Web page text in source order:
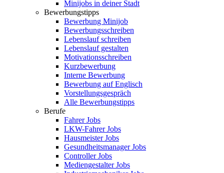
Minijobs in deiner Stadt
Bewerbungstipps
Bewerbung Minijob
Bewerbungsschreiben
Lebenslauf schreiben
Lebenslauf gestalten
Motivationsschreiben
Kurzbewerbung
Interne Bewerbung
Bewerbung auf Englisch
Vorstellungsgespräch
Alle Bewerbungstipps
Berufe
Fahrer Jobs
LKW-Fahrer Jobs
Hausmeister Jobs
Gesundheitsmanager Jobs
Controller Jobs
Mediengestalter Jobs